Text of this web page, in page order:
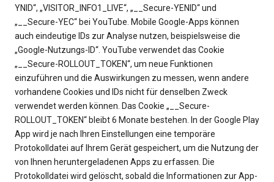
YNID“, „VISITOR_INFO1_LIVE“, „__Secure-YENID“ und
„__Secure-YEC“ bei YouTube. Mobile Google-Apps können
auch eindeutige IDs zur Analyse nutzen, beispielsweise die
„Google-Nutzungs-ID“. YouTube verwendet das Cookie
„__Secure-ROLLOUT_TOKEN“, um neue Funktionen
einzuführen und die Auswirkungen zu messen, wenn andere
vorhandene Cookies und IDs nicht für denselben Zweck
verwendet werden können. Das Cookie „__Secure-
ROLLOUT_TOKEN“ bleibt 6 Monate bestehen. In der Google Play
App wird je nach Ihren Einstellungen eine temporäre
Protokolldatei auf Ihrem Gerät gespeichert, um die Nutzung der
von Ihnen heruntergeladenen Apps zu erfassen. Die
Protokolldatei wird gelöscht, sobald die Informationen zur App-